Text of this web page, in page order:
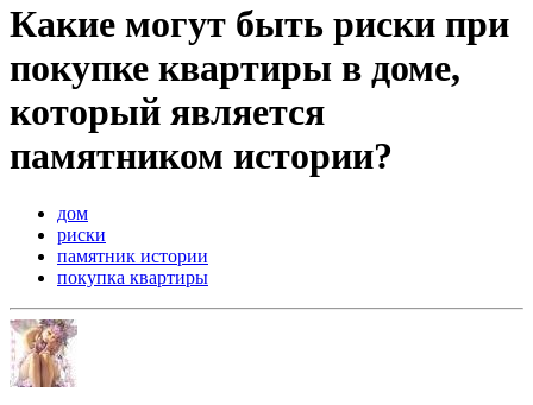
Какие могут быть риски при
покупке квартиры в доме,
который является
памятником истории?
дом
риски
памятник истории
покупка квартиры